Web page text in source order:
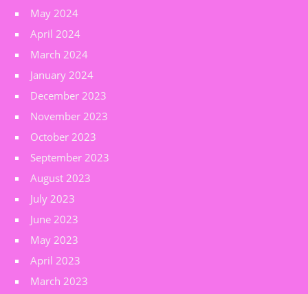
May 2024
April 2024
March 2024
January 2024
December 2023
November 2023
October 2023
September 2023
August 2023
July 2023
June 2023
May 2023
April 2023
March 2023